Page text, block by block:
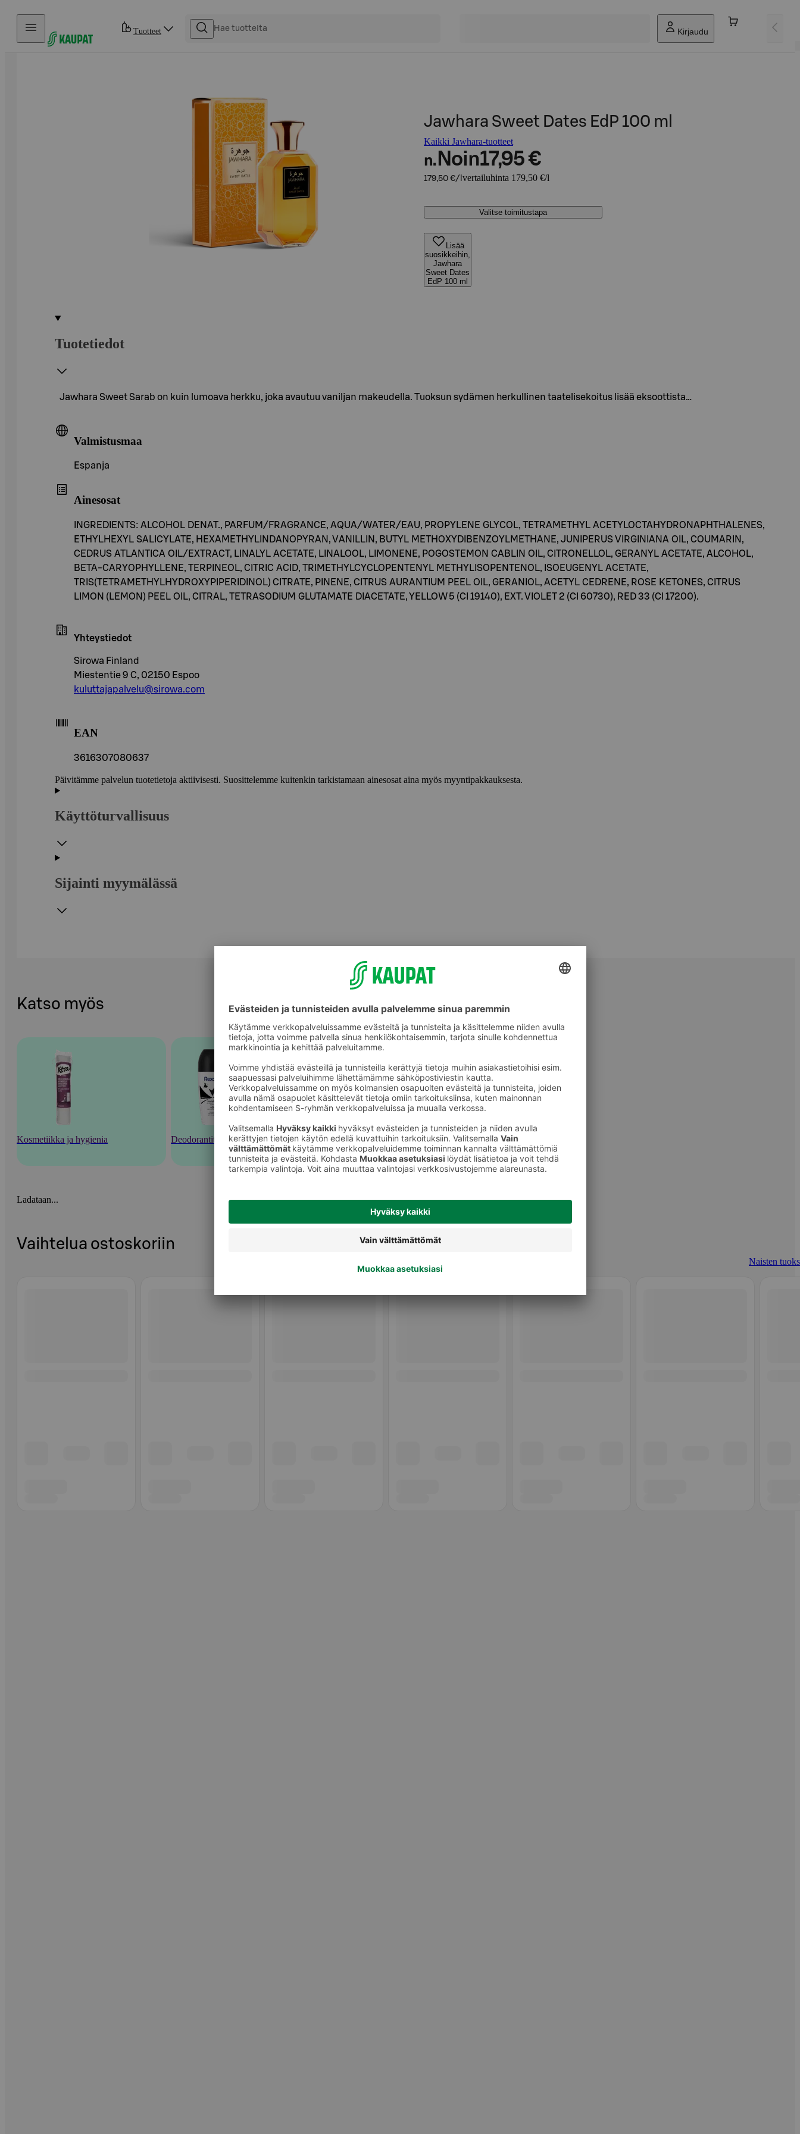
Hyppää sisältöön
Tuotteet Kirjaudu
Jawhara Sweet Dates EdP 100 ml
Kaikki Jawhara-tuotteet
n. Noin17,95 €
179,50 €/l vertailuhinta 179,50 €/l
Valitse toimitustapa
Lisää
suosikkeihin,
Jawhara
Sweet Dates
EdP 100 ml
Tuotetiedot
Jawhara Sweet Sarab on kuin lumoava herkku, joka avautuu vaniljan makeudella. Tuoksun sydämen herkullinen taatelisekoitus lisää eksoottista…
Valmistusmaa
Espanja
Ainesosat
INGREDIENTS: ALCOHOL DENAT., PARFUM/FRAGRANCE, AQUA/WATER/EAU, PROPYLENE GLYCOL, TETRAMETHYL ACETYLOCTAHYDRONAPHTHALENES,
ETHYLHEXYL SALICYLATE, HEXAMETHYLINDANOPYRAN, VANILLIN, BUTYL METHOXYDIBENZOYLMETHANE, JUNIPERUS VIRGINIANA OIL, COUMARIN,
CEDRUS ATLANTICA OIL/EXTRACT, LINALYL ACETATE, LINALOOL, LIMONENE, POGOSTEMON CABLIN OIL, CITRONELLOL, GERANYL ACETATE, ALCOHOL,
BETA-CARYOPHYLLENE, TERPINEOL, CITRIC ACID, TRIMETHYLCYCLOPENTENYL METHYLISOPENTENOL, ISOEUGENYL ACETATE,
TRIS(TETRAMETHYLHYDROXYPIPERIDINOL) CITRATE, PINENE, CITRUS AURANTIUM PEEL OIL, GERANIOL, ACETYL CEDRENE, ROSE KETONES, CITRUS
LIMON (LEMON) PEEL OIL, CITRAL, TETRASODIUM GLUTAMATE DIACETATE, YELLOW 5 (CI 19140), EXT. VIOLET 2 (CI 60730), RED 33 (CI 17200).
Yhteystiedot
Sirowa Finland
Miestentie 9 C, 02150 Espoo
kuluttajapalvelu@sirowa.com
EAN
3616307080637
Päivitämme palvelun tuotetietoja aktiivisesti. Suosittelemme kuitenkin tarkistamaan ainesosat aina myös myyntipakkauksesta.
Käyttöturvallisuus
Sijainti myymälässä
Katso myös
Kosmetiikka ja hygienia Deodorantit ja tuoksut Naisten tuoksut
Ladataan...
Vaihtelua ostoskoriin
Naisten